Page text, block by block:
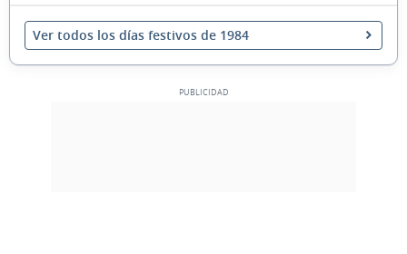
Ver todos los días festivos de 1984